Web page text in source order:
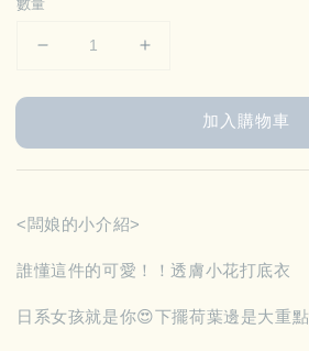
數量
加入購物車
<闆娘的小介紹>
誰懂這件的可愛！！透膚小花打底衣
日系女孩就是你😍下擺荷葉邊是大重點